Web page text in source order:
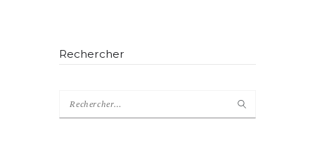
Rechercher